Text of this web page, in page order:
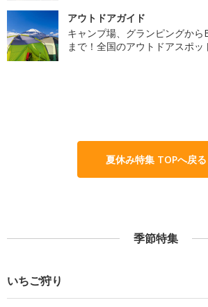
アウトドアガイド
キャンプ場、グランピングか
まで！全国のアウトドアスポッ
夏休み特集 TOPへ戻る
季節特集
いちご狩り